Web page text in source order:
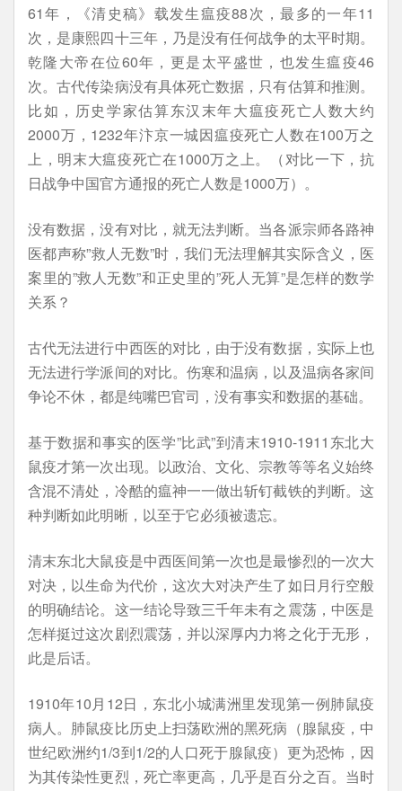
61年，《清史稿》载发生瘟疫88次，最多的一年11
次，是康熙四十三年，乃是没有任何战争的太平时期。
乾隆大帝在位60年，更是太平盛世，也发生瘟疫46
次。古代传染病没有具体死亡数据，只有估算和推测。
比如，历史学家估算东汉末年大瘟疫死亡人数大约
2000万，1232年汴京一城因瘟疫死亡人数在100万之
上，明末大瘟疫死亡在1000万之上。（对比一下，抗
日战争中国官方通报的死亡人数是1000万）。
没有数据，没有对比，就无法判断。当各派宗师各路神
医都声称”救人无数”时，我们无法理解其实际含义，医
案里的”救人无数”和正史里的”死人无算”是怎样的数学
关系？
古代无法进行中西医的对比，由于没有数据，实际上也
无法进行学派间的对比。伤寒和温病，以及温病各家间
争论不休，都是纯嘴巴官司，没有事实和数据的基础。
基于数据和事实的医学”比武”到清末1910-1911东北大
鼠疫才第一次出现。以政治、文化、宗教等等名义始终
含混不清处，冷酷的瘟神一一做出斩钉截铁的判断。这
种判断如此明晰，以至于它必须被遗忘。
清末东北大鼠疫是中西医间第一次也是最惨烈的一次大
对决，以生命为代价，这次大对决产生了如日月行空般
的明确结论。这一结论导致三千年未有之震荡，中医是
怎样挺过这次剧烈震荡，并以深厚内力将之化于无形，
此是后话。
1910年10月12日，东北小城满洲里发现第一例肺鼠疫
病人。肺鼠疫比历史上扫荡欧洲的黑死病（腺鼠疫，中
世纪欧洲约1/3到1/2的人口死于腺鼠疫）更为恐怖，因
为其传染性更烈，死亡率更高，几乎是百分之百。当时